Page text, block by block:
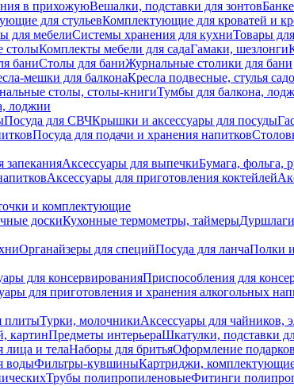
в прихожуюВешалки, подставки для зонтов
для стульевКомплектующие для кроватей и
для мебелиСистемы хранения для кухниТовары
столыКомплекты мебели для садаГамаки, шезлонги
баниСтолы для баниЖурнальные столики для бани
мешки для балконаКресла подвесные, стулья
столы, столы-книгиТумбы для балкона,
лоджии
Посуда для СВЧКрышки и аксессуары для посуды
Посуда для подачи и хранения напитков
запеканияАксессуары для выпечкиБумага, фольга,
Аксессуары для приготовления коктейлей
и комплектующие
доскиКухонные термометры, таймеры
Органайзеры для специйПосуда для ланчаПолки
для консервированияПриспособления для
для приготовления и хранения алкогольных
плитыТурки, молочникиАксессуары для чайников,
картинПредметы интерьераШкатулки, подставки
лица и телаНаборы для бритьяОформление подарков
водыФильтры-кувшиныКартриджи,
Трубы полипропиленовыеФитинги